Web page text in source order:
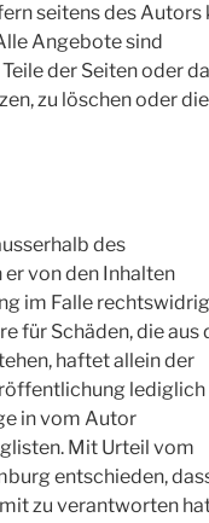
seitens des Autors
Angebote sind
der Seiten oder
zu löschen oder die
des
von den Inhalten
im Falle
für Schäden, die aus
haftet allein der
lediglich
in vom Autor
Mit Urteil vom
entschieden,
zu verantworten